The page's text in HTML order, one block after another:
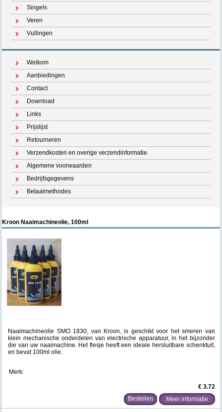
Singels
Veren
Vullingen
Welkom
Aanbiedingen
Contact
Download
Links
Prijslijst
Retourneren
Verzendkosten en overige verzendinformatie
Algemene voorwaarden
Bedrijfsgegevens
Betaalmethodes
Kroon Naaimachineolie, 100ml
Naaimachineolie SMO 1830, van Kroon, is geschikt voor het smeren van
klein mechanische onderdelen van electrische apparatuur, in het bijzonder
die van uw naaimachine. Het flesje heeft een ideale hersluitbare schenktuit,
en bevat 100ml olie.
Merk:
€ 3.72
Meer informatie